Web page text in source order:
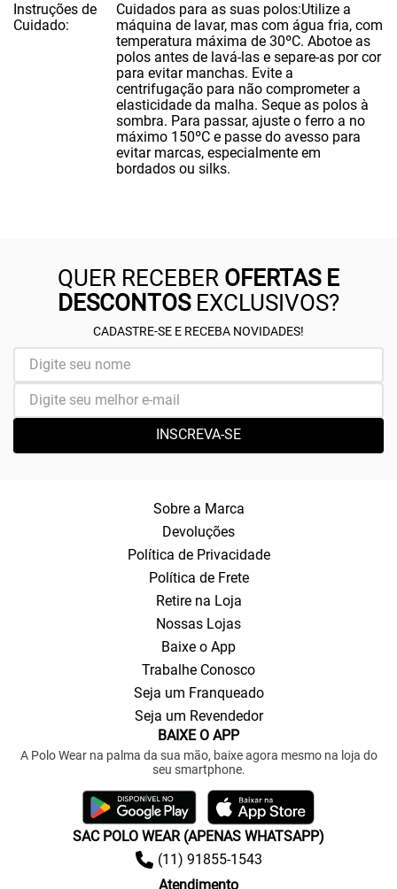
Instruções de
Cuidado
Cuidados para as suas polos:Utilize a
máquina de lavar, mas com água fria, com
temperatura máxima de 30ºC. Abotoe as
polos antes de lavá-las e separe-as por cor
para evitar manchas. Evite a
centrifugação para não comprometer a
elasticidade da malha. Seque as polos à
sombra. Para passar, ajuste o ferro a no
máximo 150ºC e passe do avesso para
evitar marcas, especialmente em
bordados ou silks.
QUER RECEBER OFERTAS E
DESCONTOSEXCLUSIVOS?
CADASTRE-SE E RECEBA NOVIDADES!
INSCREVA-SE
Sobre a Marca
Devoluções
Política de Privacidade
Política de Frete
Retire na Loja
Nossas Lojas
Baixe o App
Trabalhe Conosco
Seja um Franqueado
Seja um Revendedor
BAIXE O APP
A Polo Wear na palma da sua mão, baixe agora mesmo na loja do
seu smartphone.
SAC POLO WEAR (APENAS WHATSAPP)
(11) 91855-1543
Atendimento